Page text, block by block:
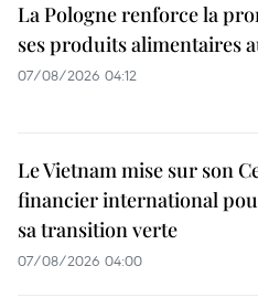
La Pologne renforce la
ses produits alimentaires
07/08/2026 04:12
Le Vietnam mise sur son
financier international
sa transition verte
07/08/2026 04:00